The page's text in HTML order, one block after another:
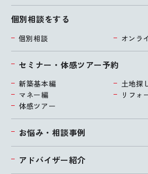
お悩み・相談事例
アドバイザー紹介
個別相談をする
個別相談 オンラ
セミナー・体感ツアー予約
新築基本編
土地探
マネー編
リフォ
体感ツアー